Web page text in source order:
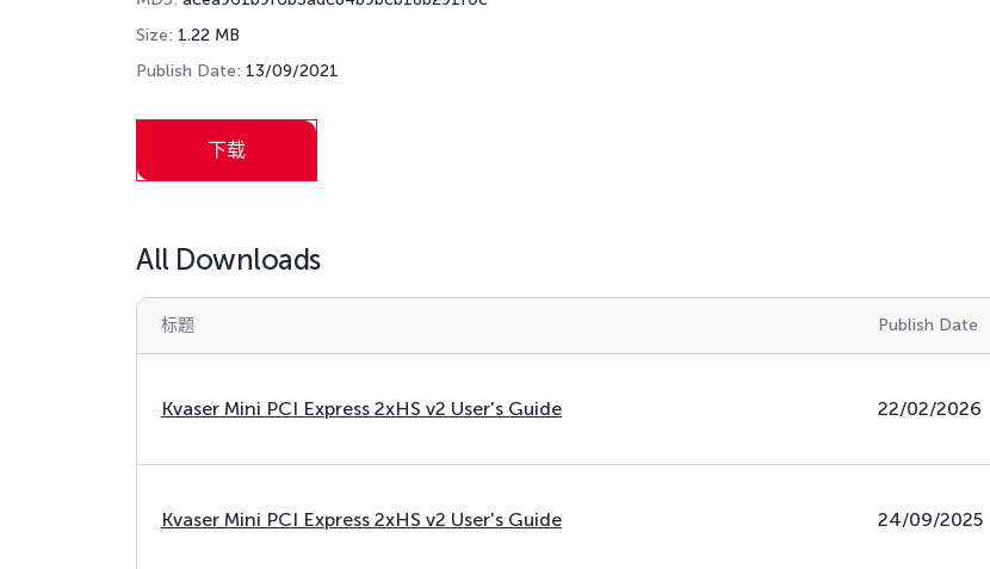
Size: 1.22 MB
Publish Date: 13/09/2021
下载
All Downloads
标题 Publish Date
Kvaser Mini PCI Express 2xHS v2 User's Guide 22/02/2026
Kvaser Mini PCI Express 2xHS v2 User's Guide 24/09/2025